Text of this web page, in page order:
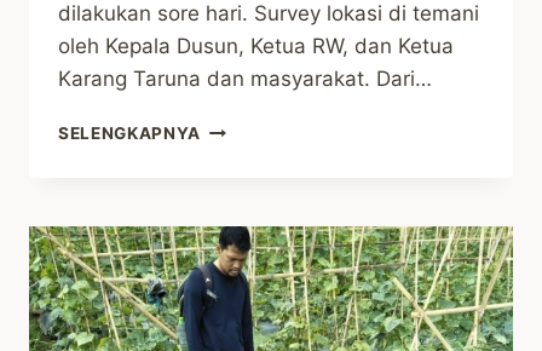
dilakukan sore hari. Survey lokasi di temani
oleh Kepala Dusun, Ketua RW, dan Ketua
Karang Taruna dan masyarakat. Dari…
SELENGKAPNYA INILAH
YANG
AKAN
DIJADIKAN
TAMPUNGAN
AIR